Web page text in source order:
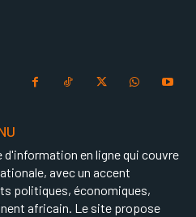
en ligne qui couvre
avec un accent
politiques, économiques,
africain. Le site propose